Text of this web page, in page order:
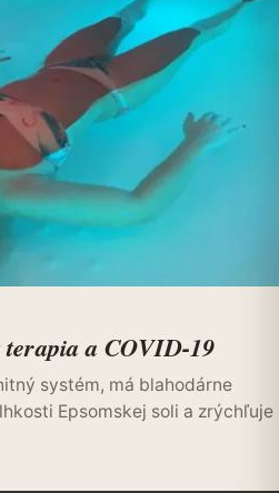
a COVID-19
systém, má blahodárne
Epsomskej soli a zrýchľuje